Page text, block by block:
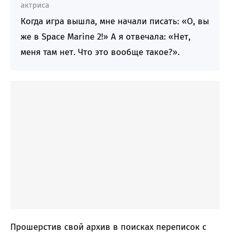
актриса
Когда игра вышла, мне начали писать: «О, вы
же в Space Marine 2!» А я отвечала: «Нет,
меня там нет. Что это вообще такое?».
Прошерстив свой архив в поисках переписок с